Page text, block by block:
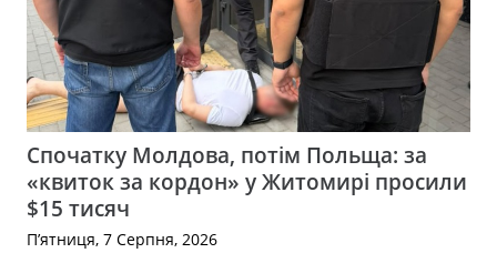
Спочатку Молдова, потім Польща: за
«квиток за кордон» у Житомирі просили
$15 тисяч
П’ятниця, 7 Серпня, 2026